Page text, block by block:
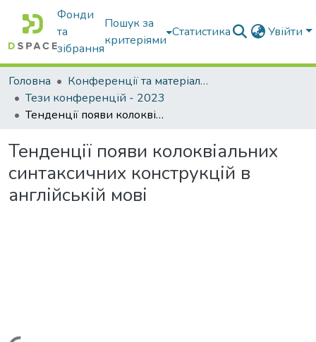
Фонди
та
зібрання
Пошук за
критеріями
Статистика Увійти
Головна
Конференції та матеріали конференцій
Тези конференцій - 2023
Тенденції появи колоквіальних синтаксичних конструкцій в англійській мові
Тенденції появи колоквіальних
синтаксичних конструкцій в
англійській мові